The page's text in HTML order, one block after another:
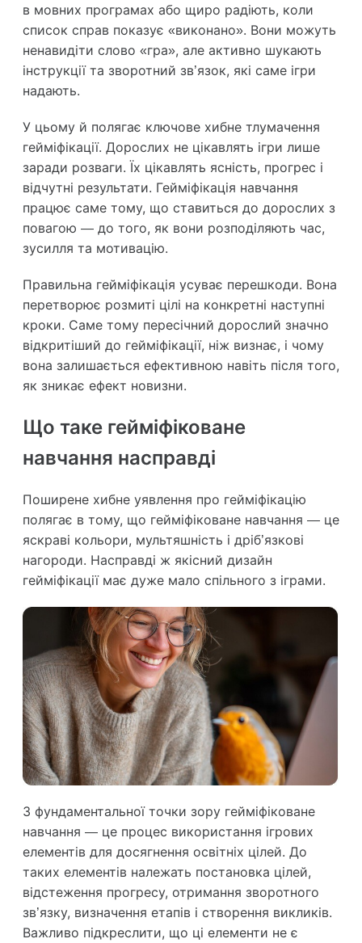
в мовних програмах або щиро радіють, коли
список справ показує «виконано». Вони можуть
ненавидіти слово «гра», але активно шукають
інструкції та зворотний зв’язок, які саме ігри
надають.
У цьому й полягає ключове хибне тлумачення
гейміфікації. Дорослих не цікавлять ігри лише
заради розваги. Їх цікавлять ясність, прогрес і
відчутні результати. Гейміфікація навчання
працює саме тому, що ставиться до дорослих з
повагою — до того, як вони розподіляють час,
зусилля та мотивацію.
Правильна гейміфікація усуває перешкоди. Вона
перетворює розмиті цілі на конкретні наступні
кроки. Саме тому пересічний дорослий значно
відкритіший до гейміфікації, ніж визнає, і чому
вона залишається ефективною навіть після того,
як зникає ефект новизни.
Що таке гейміфіковане
навчання насправді
Поширене хибне уявлення про гейміфікацію
полягає в тому, що гейміфіковане навчання — це
яскраві кольори, мультяшність і дріб’язкові
нагороди. Насправді ж якісний дизайн
гейміфікації має дуже мало спільного з іграми.
З фундаментальної точки зору гейміфіковане
навчання — це процес використання ігрових
елементів для досягнення освітніх цілей. До
таких елементів належать постановка цілей,
відстеження прогресу, отримання зворотного
зв’язку, визначення етапів і створення викликів.
Важливо підкреслити, що ці елементи не є